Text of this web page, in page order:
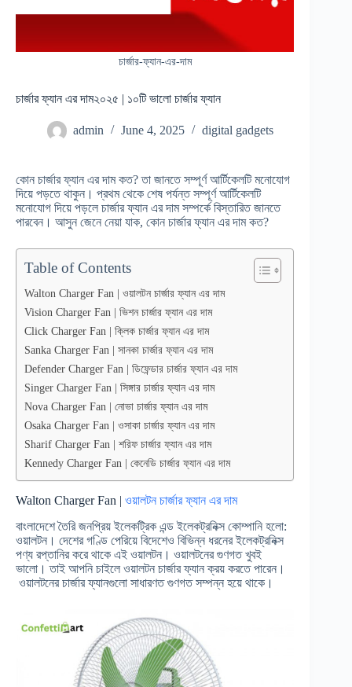
চার্জার-ফ্যান-এর-দাম
চার্জার ফ্যান এর দাম২০২৫ | ১০টি ভালো চার্জার ফ্যান
admin June 4, 2025 digital gadgets
কোন চার্জার ফ্যান এর দাম কত? তা জানতে সম্পূর্ণ আর্টিকেলটি মনোযোগ
দিয়ে পড়তে থাকুন। প্রথম থেকে শেষ পর্যন্ত সম্পূর্ণ আর্টিকেলটি
মনোযোগ দিয়ে পড়লে চার্জার ফ্যান এর দাম সম্পর্কে বিস্তারিত জানতে
পারবেন। আসুন জেনে নেয়া যাক, কোন চার্জার ফ্যান এর দাম কত?
Table of Contents
Walton Charger Fan | ওয়ালটন চার্জার ফ্যান এর দাম
Vision Charger Fan | ভিশন চার্জার ফ্যান এর দাম
Click Charger Fan | ক্লিক চার্জার ফ্যান এর দাম
Sanka Charger Fan | সানকা চার্জার ফ্যান এর দাম
Defender Charger Fan | ডিফেন্ডার চার্জার ফ্যান এর দাম
Singer Charger Fan | সিঙ্গার চার্জার ফ্যান এর দাম
Nova Charger Fan | নোভা চার্জার ফ্যান এর দাম
Osaka Charger Fan | ওসাকা চার্জার ফ্যান এর দাম
Sharif Charger Fan | শরিফ চার্জার ফ্যান এর দাম
Kennedy Charger Fan | কেনেডি চার্জার ফ্যান এর দাম
Walton Charger Fan | ওয়ালটন চার্জার ফ্যান এর দাম
বাংলাদেশে তৈরি জনপ্রিয় ইলেকট্রিক এন্ড ইলেকট্রনিক্স কোম্পানি হলো:
ওয়ালটন। দেশের গণ্ডি পেরিয়ে বিদেশেও বিভিন্ন ধরনের ইলেকট্রনিক্স
পণ্য রপ্তানির করে থাকে এই ওয়ালটন। ওয়ালটনের গুণগত খুবই
ভালো। তাই আপনি চাইলে ওয়ালটন চার্জার ফ্যান ক্রয় করতে পারেন।
ওয়ালটনের চার্জার ফ্যানগুলো সাধারণত গুণগত সম্পন্ন হয়ে থাকে।